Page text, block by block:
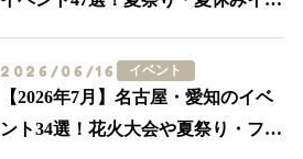
2026/06/16 イベント
【2026年7月】名古屋・愛知のイベ
ント34選！花火大会や夏祭り・フー